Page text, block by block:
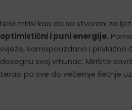
Neki mirisi kao da su stvoreni za
optimistični i puni energije.
svježe, samopouzdano i privlačno
dosegnu svoj vrhunac. Mirišite
terasi pa sve do večernje šetnje